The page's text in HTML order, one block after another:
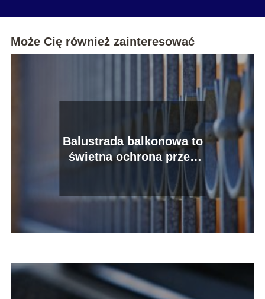
Może Cię również zainteresować
Balustrada balkonowa to
świetna ochrona przed